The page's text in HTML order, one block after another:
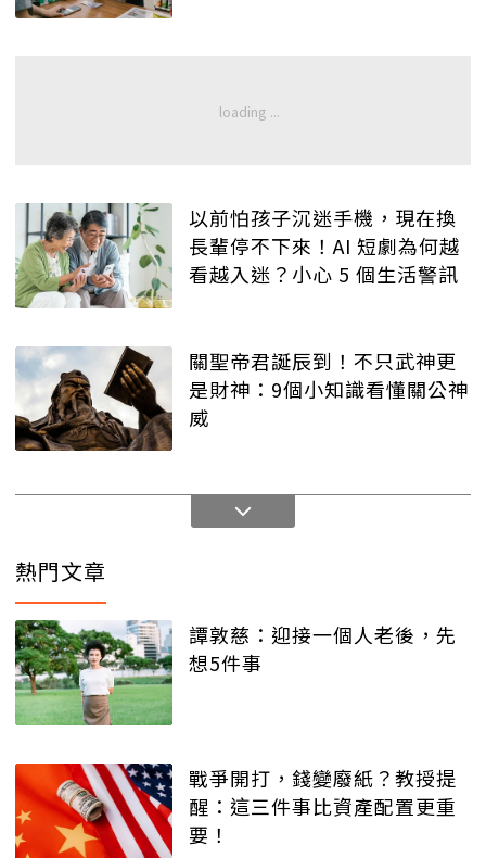
以前怕孩子沉迷手機，現在換
長輩停不下來！AI 短劇為何越
看越入迷？小心 5 個生活警訊
關聖帝君誕辰到！不只武神更
是財神：9個小知識看懂關公神
威
熱門文章
譚敦慈：迎接一個人老後，先
想5件事
戰爭開打，錢變廢紙？教授提
醒：這三件事比資產配置更重
要！